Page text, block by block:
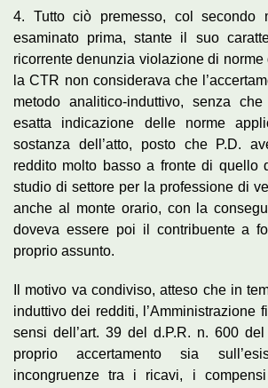
4. Tutto ciò premesso, col secondo
esaminato prima, stante il suo
ricorrente denunzia violazione di
la CTR non considerava che
metodo analitico-induttivo, senza
esatta indicazione delle norme
sostanza dell’atto, posto che P.D.
reddito molto basso a fronte di quello
studio di settore per la professione di
anche al monte orario, con la
doveva essere poi il contribuente a
proprio assunto.
Il motivo va condiviso, atteso che in
induttivo dei redditi, l’Amministrazione
sensi dell’art. 39 del d.P.R. n. 600
proprio accertamento sia
incongruenze tra i ricavi, i